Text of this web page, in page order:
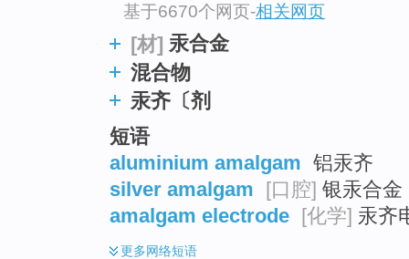
基于6670个网页-相关网页
[材] 汞合金
混合物
汞齐〔剂
短语
aluminium amalgam 铝汞齐
silver amalgam [口腔] 银汞合
amalgam electrode [化学] 汞齐
更多网络短语